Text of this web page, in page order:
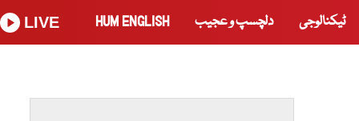
ٹیکنالوجی دلچسپ و عجیب HUM ENGLISH
LIVE